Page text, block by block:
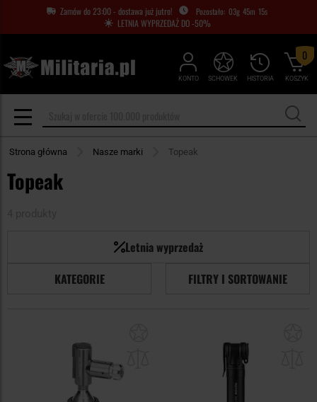
Zamów do 23:00 - dostawa już jutro! 03g 45m 14s
LETNIA WYPRZEDAŻ DO -50%
KONTO HISTORIA
SCHOWEK KOSZYK
0
Strona główna Nasze marki Topeak
Topeak
Letnia wyprzedaż
KATEGORIE
FILTRY I SORTOWANIE